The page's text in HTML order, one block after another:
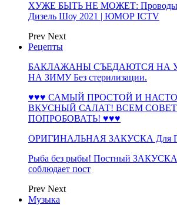
ХУЖЕ БЫТЬ НЕ МОЖЕТ: Проводы
Дизель Шоу 2021 | ЮМОР ICTV
Prev Next
Рецепты
БАКЛАЖАНЫ СЪЕДАЮТСЯ НА
НА ЗИМУ Без стерилизации.
♥♥♥ САМЫЙ ПРОСТОЙ И
ВКУСНЫЙ САЛАТ! ВСЕМ
ПОПРОБОВАТЬ! ♥♥♥
ОРИГИНАЛЬНАЯ ЗАКУСКА Для
Рыба без рыбы! Постный ЗАКУСКА
соблюдает пост
Prev Next
Музыка